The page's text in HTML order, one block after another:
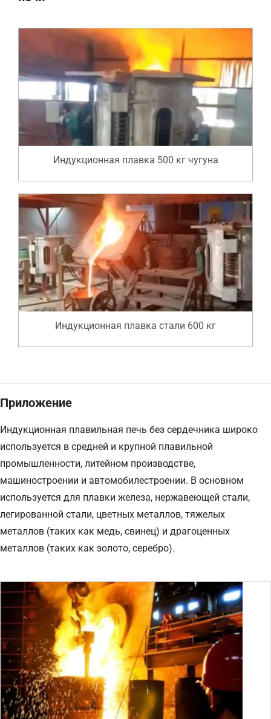
Индукционная плавка 500 кг чугуна
Индукционная плавка стали 600 кг
Приложение
Индукционная плавильная печь без сердечника широко
используется в средней и крупной плавильной
промышленности, литейном производстве,
машиностроении и автомобилестроении. В основном
используется для плавки железа, нержавеющей стали,
легированной стали, цветных металлов, тяжелых
металлов (таких как медь, свинец) и драгоценных
металлов (таких как золото, серебро).